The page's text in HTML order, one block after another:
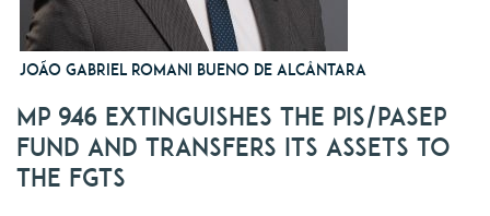
JOÃO GABRIEL ROMANI BUENO DE ALCÂNTARA
MP 946 extinguishes the PIS/PASEP
fund and transfers its assets to
the FGTS